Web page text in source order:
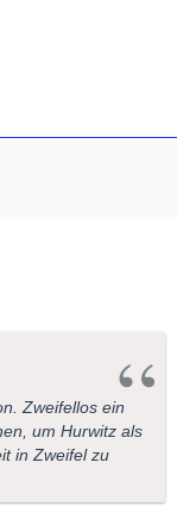
Zweifellos ein
um Hurwitz als
in Zweifel zu